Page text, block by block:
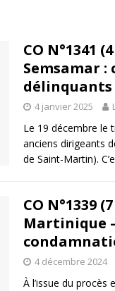
CO N°1341
Semsamar
délinquants
4 janvier 2025
Le 19 décembre le
anciens dirigeants
de Saint-Martin).
CO N°1339
Martinique
4 décembre 2024
À l’issue du